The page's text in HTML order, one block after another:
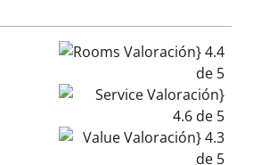
Rooms Valoración} 4.4 de 5
Service Valoración} 4.6 de 5
Value Valoración} 4.3 de 5